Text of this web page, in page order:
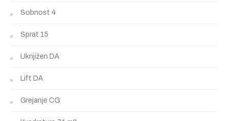
Sobnost 4
Sprat 15
Uknjižen DA
Lift DA
Grejanje CG